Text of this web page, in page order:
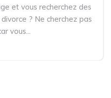
et vous recherchez des
? Ne cherchez pas
vous...